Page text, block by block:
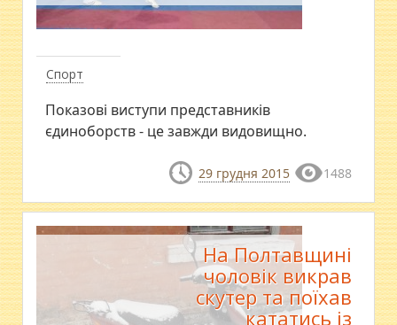
Спорт
Показові виступи представників
єдиноборств - це завжди видовищно.
29 грудня 2015 1488
На Полтавщині
чоловік викрав
скутер та поїхав
кататись із